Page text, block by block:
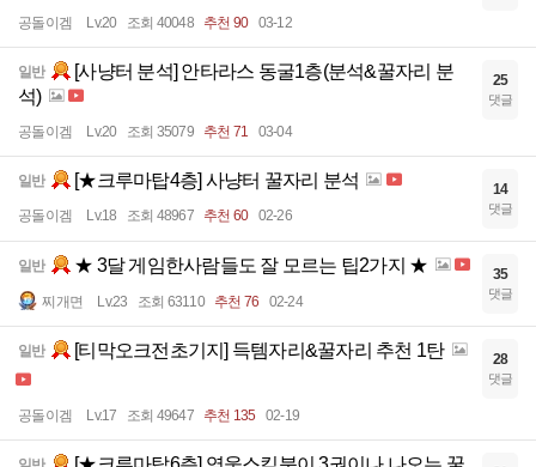
공돌이겜 Lv.20 조회 40048 추천 90 03-12
일반
[사냥터 분석] 안타라스 동굴1층(분석&꿀자리 분
석)
공돌이겜 Lv.20 조회 35079 추천 71 03-04
25
댓글
일반 [★크루마탑4층] 사냥터 꿀자리 분석
공돌이겜 Lv.18 조회 48967 추천 60 02-26
14
댓글
일반 ★ 3달 게임한사람들도 잘 모르는 팁2가지 ★
찌개면 Lv.23 조회 63110 추천 76 02-24
35
댓글
일반 [티막오크전초기지] 득템자리&꿀자리 추천 1탄
공돌이겜 Lv.17 조회 49647 추천 135 02-19
28
댓글